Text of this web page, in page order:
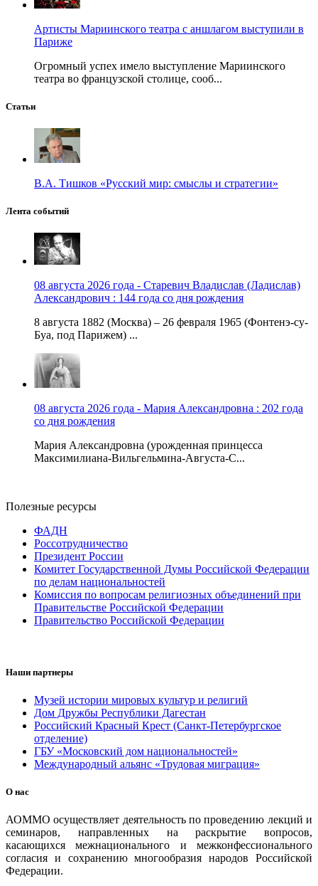
Артисты Мариинского театра с аншлагом выступили в
Париже
Огромный успех имело выступление Мариинского
театра во французской столице, сооб...
Статьи
В.А. Тишков «Русский мир: смыслы и стратегии»
Лента событий
08 августа 2026 года - Старевич Владислав (Ладислав)
Александрович : 144 года со дня рождения
8 августа 1882 (Москва) – 26 февраля 1965 (Фонтенэ-су-
Буа, под Парижем) ...
08 августа 2026 года - Мария Александровна : 202 года
со дня рождения
Мария Александровна (урожденная принцесса
Максимилиана-Вильгельмина-Августа-С...
Полезные ресурсы
ФАДН
Россотрудничество
Президент России
Комитет Государственной Думы Российской Федерации
по делам национальностей
Комиссия по вопросам религиозных объединений при
Правительстве Российской Федерации
Правительство Российской Федерации
Наши партнеры
Музей истории мировых культур и религий
Дом Дружбы Республики Дагестан
Российский Красный Крест (Санкт-Петербургское
отделение)
ГБУ «Московский дом национальностей»
Международный альянс «Трудовая миграция»
О нас
АОММО осуществляет деятельность по проведению лекций и
семинаров, направленных на раскрытие вопросов,
касающихся межнационального и межконфессионального
согласия и сохранению многообразия народов Российской
Федерации.